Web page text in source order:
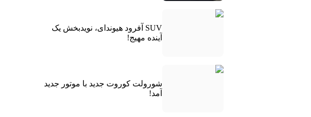
SUV آفرود هیوندای، نویدبخش یک
آینده مهیج!
شورولت کوروت جدید با موتور جدید
آمد!